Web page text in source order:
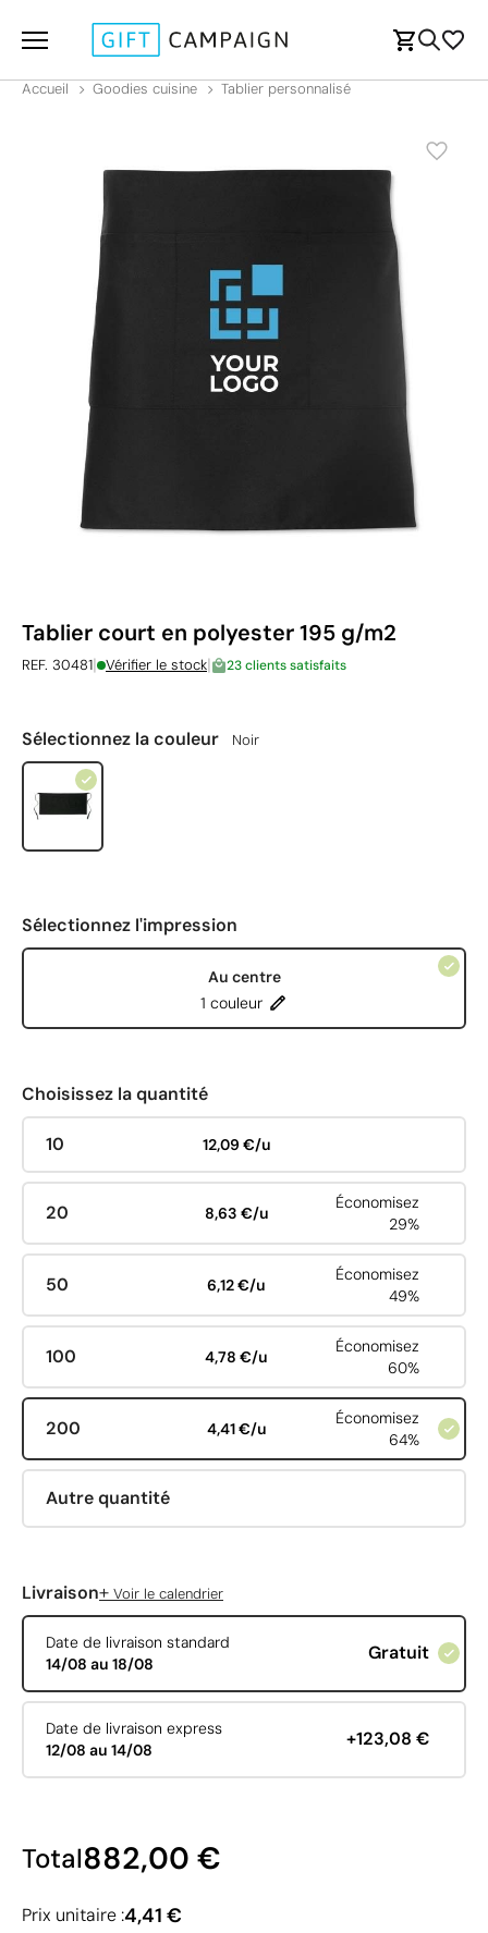
Accueil Goodies cuisine Tablier personnalisé
Tablier court en polyester 195 g/m2
REF. 30481| Vérifier le stock| 23 clients satisfaits
Sélectionnez la couleur Noir
Sélectionnez l'impression
Au centre
1 couleur
Choisissez la quantité
10 12,09 €/u
20 8,63 €/u
Économisez
29%
50 6,12 €/u
Économisez
49%
100 4,78 €/u
Économisez
60%
200 4,41 €/u
Économisez
64%
Autre quantité
Livraison+ Voir le calendrier
Date de livraison standard
14/08 au 18/08
Gratuit
Date de livraison express
12/08 au 14/08
+123,08 €
Total882,00 €
Prix unitaire :4,41 €